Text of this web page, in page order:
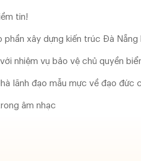
tin!
xây dựng kiến trúc Đà Nẵng
nhiệm vụ bảo vệ chủ quyền
lãnh đạo mẫu mực về đạo đức
âm nhạc